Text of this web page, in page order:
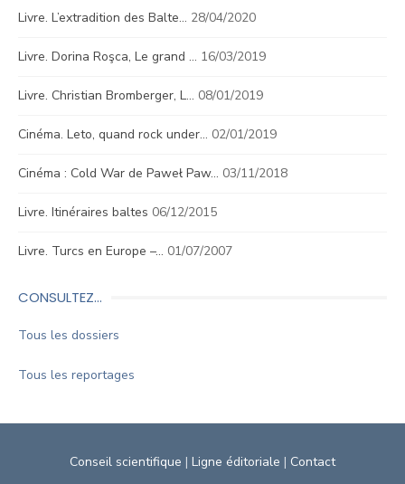
Livre. L’extradition des Balte… 28/04/2020
Livre. Dorina Roşca, Le grand … 16/03/2019
Livre. Christian Bromberger, L… 08/01/2019
Cinéma. Leto, quand rock under… 02/01/2019
Cinéma : Cold War de Paweł Paw… 03/11/2018
Livre. Itinéraires baltes 06/12/2015
Livre. Turcs en Europe –… 01/07/2007
CONSULTEZ…
Tous les dossiers
Tous les reportages
Conseil scientifique | Ligne éditoriale | Contact